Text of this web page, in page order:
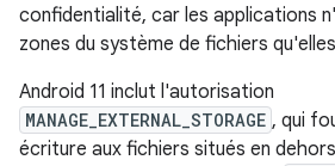
confidentialité, car les applications
zones du système de fichiers
Android 11 inclut l'autorisation
MANAGE_EXTERNAL_STORAGE , qui
écriture aux fichiers situés en